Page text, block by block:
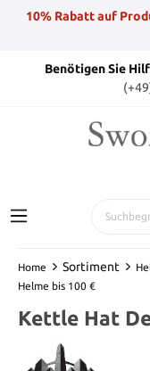
10% Rabatt auf
Benötigen Sie
Home Sortiment
Helme bis 100 €
Kettle Hat